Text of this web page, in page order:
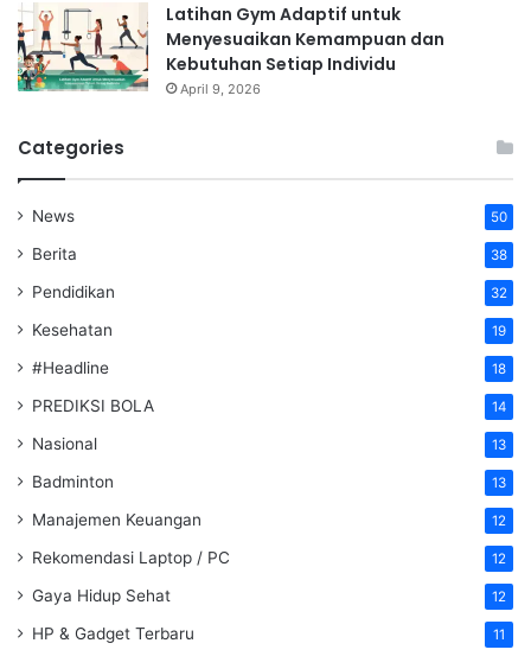
Latihan Gym Adaptif untuk
Menyesuaikan Kemampuan dan
Kebutuhan Setiap Individu
April 9, 2026
Categories
News 50
Berita 38
Pendidikan 32
Kesehatan 19
#Headline 18
PREDIKSI BOLA 14
Nasional 13
Badminton 13
Manajemen Keuangan 12
Rekomendasi Laptop / PC 12
Gaya Hidup Sehat 12
HP & Gadget Terbaru 11